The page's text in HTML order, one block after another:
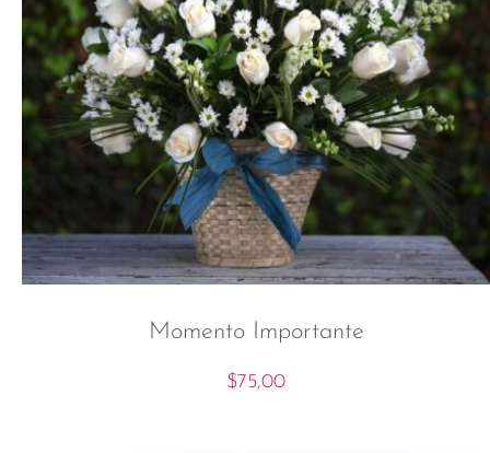
Momento Importante
$75,00